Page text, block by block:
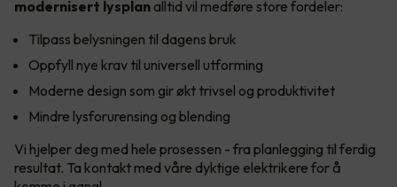
modernisert lysplan alltid vil medføre store fordeler:
Tilpass belysningen til dagens bruk
Oppfyll nye krav til universell utforming
Moderne design som gir økt trivsel og produktivitet
Mindre lysforurensing og blending
Vi hjelper deg med hele prosessen - fra planlegging til ferdig
resultat. Ta kontakt med våre dyktige elektrikere for å